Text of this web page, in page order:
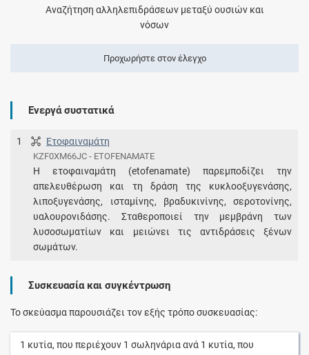
Αναζήτηση αλληλεπιδράσεων μεταξύ ουσιών και
νόσων
Προχωρήστε στον έλεγχο
Ενεργά συστατικά
1 Ετοφαιναμάτη
KZF0XM66JC - ETOFENAMATE
Η ετοφαιναμάτη (etofenamate) παρεμποδίζει την
απελευθέρωση και τη δράση της κυκλοοξυγενάσης,
λιποξυγενάσης, ισταμίνης, βραδυκινίνης, σεροτονίνης,
υαλουρονιδάσης. Σταθεροποιεί την μεμβράνη των
λυσοσωματίων και μειώνει τις αντιδράσεις ξένων
σωμάτων.
Συσκευασία και συγκέντρωση
Το σκεύασμα παρουσιάζει τον εξής τρόπο συσκευασίας:
1 κυτία, που περιέχουν 1 σωληνάριαανά 1 κυτία, που